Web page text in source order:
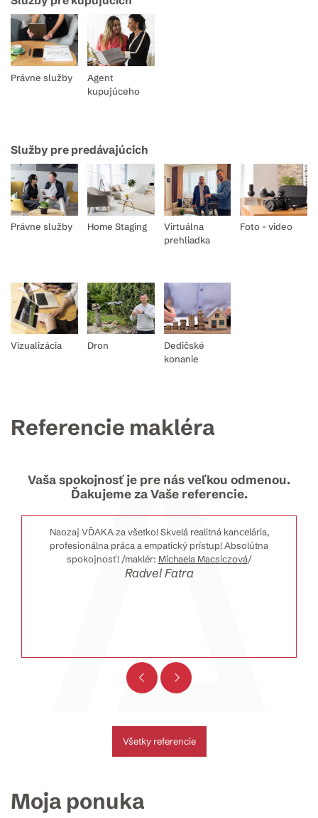
Právne služby
Agent
kupujúceho
Služby pre predávajúcich
Právne služby Home Staging
Virtuálna
prehliadka
Foto - video
Vizualizácia Dron
Dedičské
konanie
Referencie makléra
Vaša spokojnosť je pre nás veľkou odmenou.
Ďakujeme za Vaše referencie.
Naozaj VĎAKA za všetko! Skvelá realitná kancelária,
profesionálna práca a empatický prístup! Absolútna
spokojnosť! /maklér: Michaela Macsiczová/
Radvel Fatra
Všetky referencie
Moja ponuka